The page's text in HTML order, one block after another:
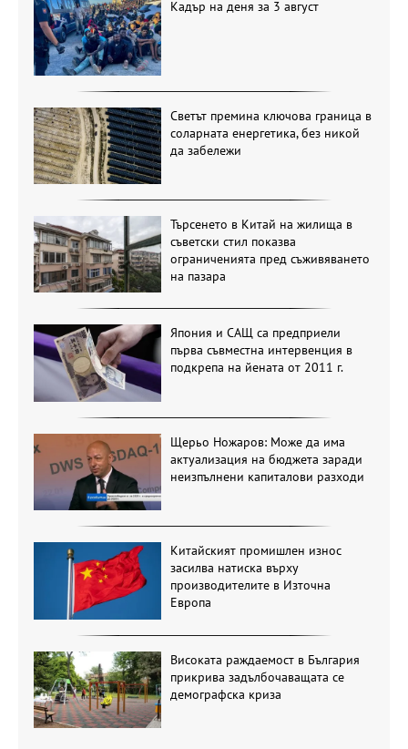
Кадър на деня за 3 август
Светът премина ключова граница в
соларната енергетика, без никой
да забележи
Търсенето в Китай на жилища в
съветски стил показва
ограниченията пред съживяването
на пазара
Япония и САЩ са предприели
първа съвместна интервенция в
подкрепа на йената от 2011 г.
Щерьо Ножаров: Може да има
актуализация на бюджета заради
неизпълнени капиталови разходи
Китайският промишлен износ
засилва натиска върху
производителите в Източна
Европа
Високата раждаемост в България
прикрива задълбочаващата се
демографска криза